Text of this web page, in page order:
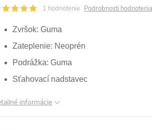
1 hodnotenie Podrobnosti hodnotenia
Zvršok: Guma
Zateplenie: Neoprén
Podrážka: Guma
Sťahovací nadstavec
informácie